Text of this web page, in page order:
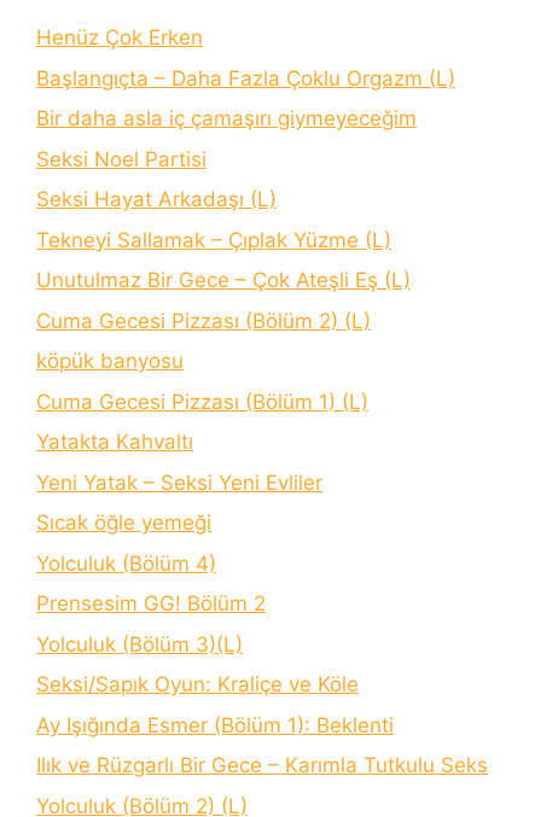
Henüz Çok Erken
Başlangıçta – Daha Fazla Çoklu Orgazm (L)
Bir daha asla iç çamaşırı giymeyeceğim
Seksi Noel Partisi
Seksi Hayat Arkadaşı (L)
Tekneyi Sallamak – Çıplak Yüzme (L)
Unutulmaz Bir Gece – Çok Ateşli Eş (L)
Cuma Gecesi Pizzası (Bölüm 2) (L)
köpük banyosu
Cuma Gecesi Pizzası (Bölüm 1) (L)
Yatakta Kahvaltı
Yeni Yatak – Seksi Yeni Evliler
Sıcak öğle yemeği
Yolculuk (Bölüm 4)
Prensesim GG! Bölüm 2
Yolculuk (Bölüm 3)(L)
Seksi/Sapık Oyun: Kraliçe ve Köle
Ay Işığında Esmer (Bölüm 1): Beklenti
Ilık ve Rüzgarlı Bir Gece – Karımla Tutkulu Seks
Yolculuk (Bölüm 2) (L)